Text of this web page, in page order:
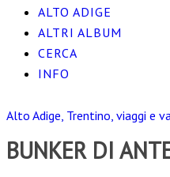
ALTO ADIGE
ALTRI ALBUM
CERCA
INFO
Alto Adige, Trentino, viaggi e
BUNKER DI